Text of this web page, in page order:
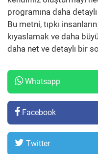
programına daha
Bu metni, tıpkı
kıyaslamak ve daha
daha net ve detaylı bir
Whatsapp
Facebook
Twitter